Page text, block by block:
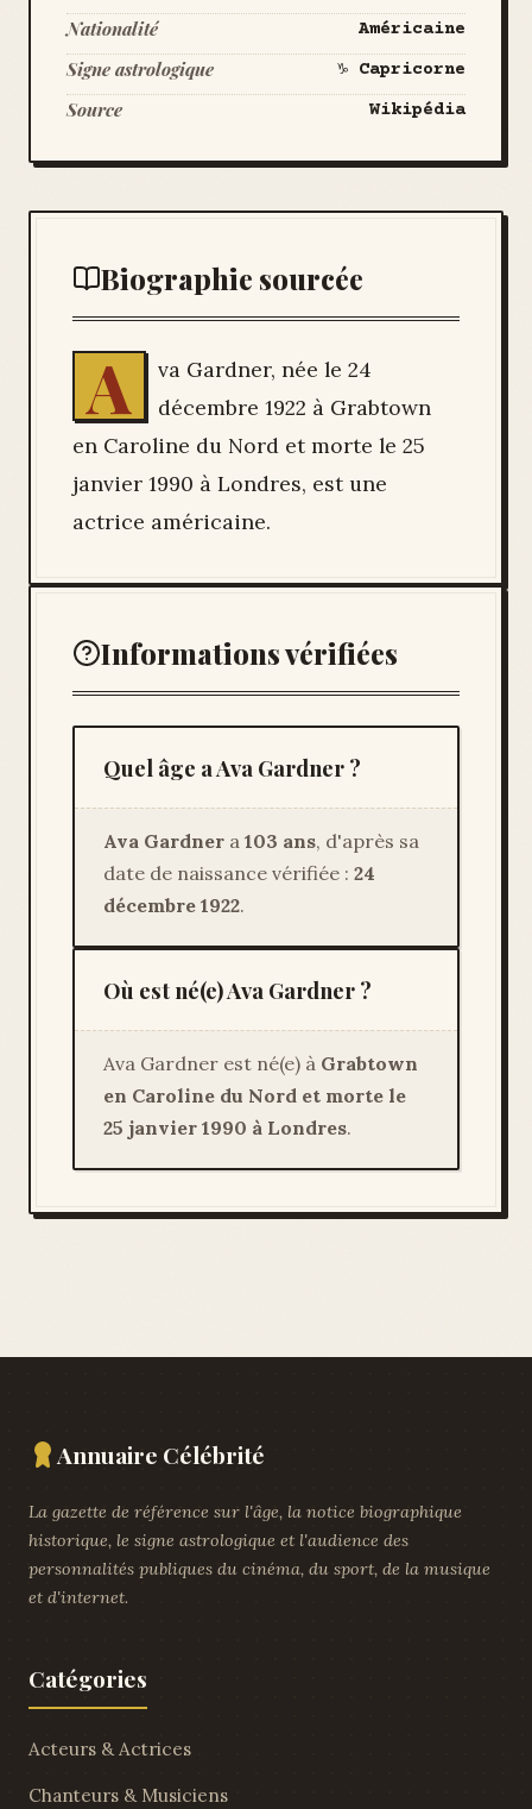
Nationalité Américaine
Signe astrologique ♑ Capricorne
Source Wikipédia
Biographie sourcée
A
va Gardner, née le 24
décembre 1922 à Grabtown
en Caroline du Nord et morte le 25
janvier 1990 à Londres, est une
actrice américaine.
Informations vérifiées
Quel âge a Ava Gardner ?
Ava Gardner a 103 ans, d'après sa
date de naissance vérifiée : 24
décembre 1922.
Où est né(e) Ava Gardner ?
Ava Gardner est né(e) à Grabtown
en Caroline du Nord et morte le
25 janvier 1990 à Londres.
Annuaire Célébrité
La gazette de référence sur l'âge, la notice biographique
historique, le signe astrologique et l'audience des
personnalités publiques du cinéma, du sport, de la musique
et d'internet.
Catégories
Acteurs & Actrices
Chanteurs & Musiciens